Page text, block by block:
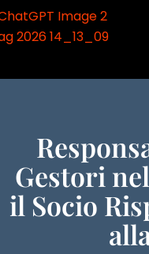
Gestori
il Socio